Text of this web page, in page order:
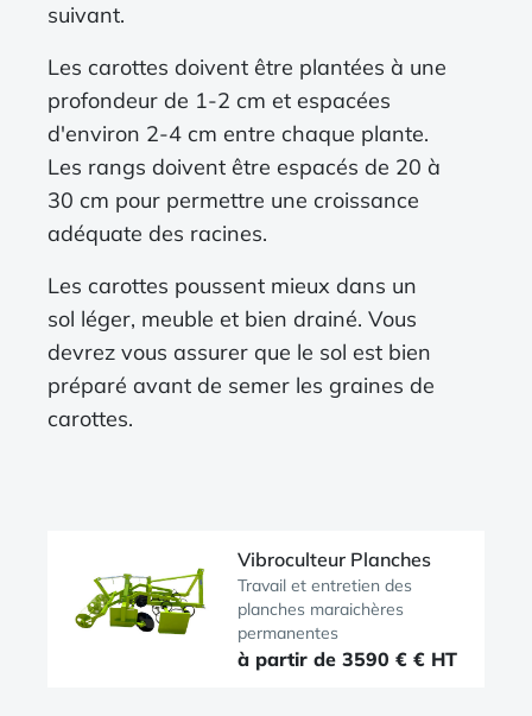
suivant.
Les carottes doivent être plantées à une
profondeur de 1-2 cm et espacées
d'environ 2-4 cm entre chaque plante.
Les rangs doivent être espacés de 20 à
30 cm pour permettre une croissance
adéquate des racines.
Les carottes poussent mieux dans un
sol léger, meuble et bien drainé. Vous
devrez vous assurer que le sol est bien
préparé avant de semer les graines de
carottes.
Vibroculteur Planches
Travail et entretien des
planches maraichères
permanentes
à partir de 3590 € € HT